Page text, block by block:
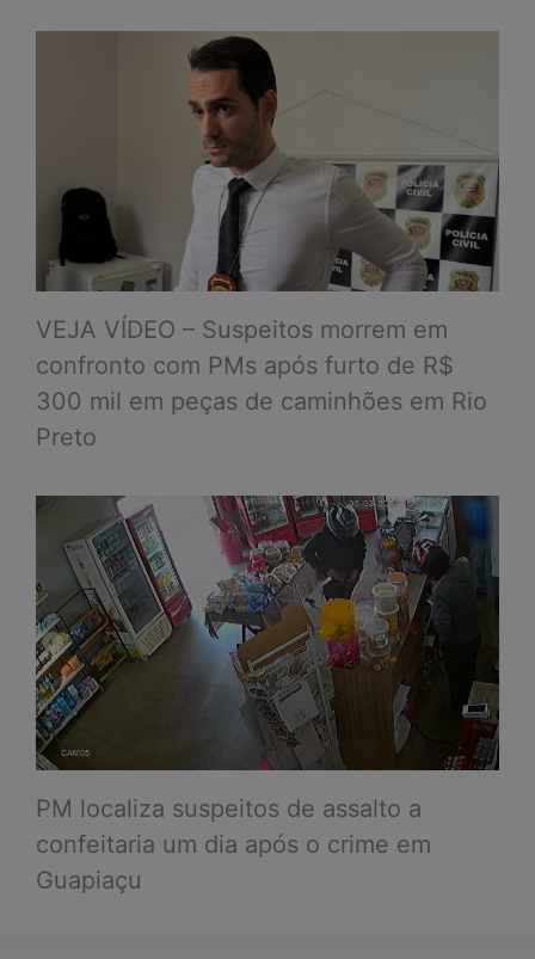
VEJA VÍDEO – Suspeitos morrem em
confronto com PMs após furto de R$
300 mil em peças de caminhões em Rio
Preto
PM localiza suspeitos de assalto a
confeitaria um dia após o crime em
Guapiaçu